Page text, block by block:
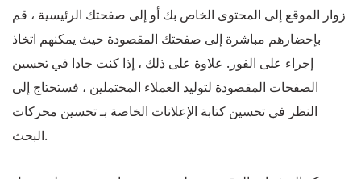
زوار الموقع إلى المحتوى الخاص بك أو إلى صفحتك الرئيسية ، قم
بإحضارهم مباشرة إلى صفحتك المقصودة حيث يمكنهم اتخاذ
إجراء على الفور. علاوة على ذلك ، إذا كنت جادا في تحسين
الصفحات المقصودة لتوليد العملاء المحتملين ، فستحتاج إلى
النظر في تحسين كتابة الإعلانات الخاصة بـ تحسين محركات
البحث.